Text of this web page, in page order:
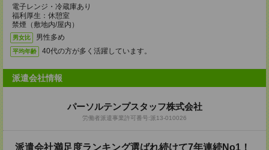
電子レンジ・冷蔵庫あり
福利厚生：休憩室
禁煙（敷地内/屋内）
男女比 男性多め
平均年齢 40代の方が多く活躍しています。
派遣会社情報
パーソルテンプスタッフ株式会社
労働者派遣事業許可番号:派13-010026
派遣会社満足度ランキング選ばれ続けて7年連続No1！